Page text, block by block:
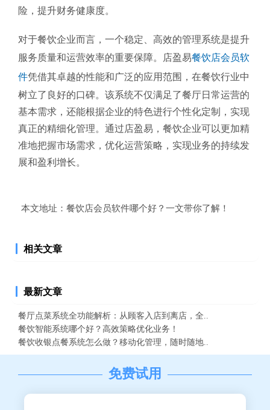
险，提升财务健康度。
对于餐饮企业而言，一个稳定、高效的管理系统是提升
服务质量和运营效率的重要保障。店盈易餐饮店会员软
件凭借其卓越的性能和广泛的应用范围，在餐饮行业中
树立了良好的口碑。该系统不仅满足了餐厅日常运营的
基本需求，还能根据企业的特色进行个性化定制，实现
真正的精细化管理。通过店盈易，餐饮企业可以更加精
准地把握市场需求，优化运营策略，实现业务的持续发
展和盈利增长。
本文地址： 餐饮店会员软件哪个好？一文带你了解！
相关文章
最新文章
餐厅点菜系统全功能解析：从顾客入店到离店，全..
餐饮智能系统哪个好？高效策略优化业务！
餐饮收银点餐系统怎么做？移动化管理，随时随地..
免费试用